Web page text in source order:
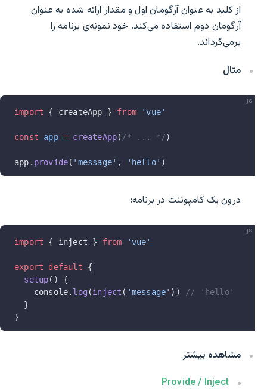
از کلید به عنوان آرگومان اول و مقدار ارائه شده به عنوان
آرگومان دوم استفاده می‌کند. خود نمونه‌ی برنامه را
برمی‌گرداند.
مثال
js
import { createApp } from 'vue'
const app = createApp( /* ... */)
app. provide( 'message' , 'hello' )
درون یک کامپوننت در برنامه:
js
import { inject } from 'vue'
export default {
  setup
() {
    console.
log (inject ( 'message' ))
// 'hello'
  }
}
مشاهده بیشتر
Provide / Inject